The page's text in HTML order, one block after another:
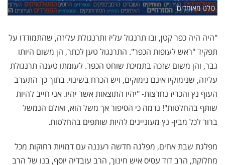
כולנו מאוחדים
"היה היה כפר קטן, ובו תרנגול עליז ותרנגולת עליזה, שהתמודדו על
תפקיד "ראש לעופות הכפר". התרנגול טען לכתר, הן משום היותו
גבר, והן משום שזכה בתמיכת שוחט הכפר. לעומתו טענה תרנגולת
עליזה, שנימוקיו אינם נימוקים, ויש הכרח בשינוי. בתוך כך התערב
העוף נץ והכריז נחרצות- "יהיו התוצאות אשר יהיו. אני חייב להיות
שותף בהחלטות"! נדמה כי הסיפור אך משל הוא, ואולם הנמשל
ברור לכל מבין- נץ מעוניינים להיות שותפים בהחלטות.
מפלגת שבת אחים, מפלגה חדשה רעננה עם דמויות רחוקות מכל
מחלוקת, הרב דוד עסיס איש חינוך, הרב עובדיה יוסף, בנו של הרב